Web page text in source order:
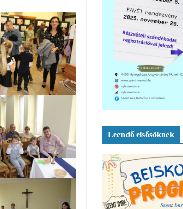
Leendő elsősöknek